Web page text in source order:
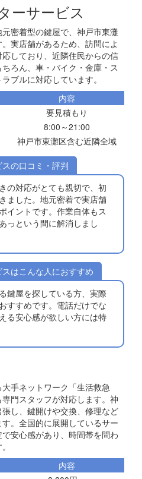
ーサービス
密着型の鍵屋で、神戸市東灘
実店舗があるため、訪問によ
しており、近隣住民からの信
ろん、車・バイク・金庫・ス
ブルに対応しています。
内容
要見積もり
8:00～21:00
神戸市東灘区含む近隣全域
の口コミ・評判
の対応がとても親切で、初
ました。地元密着で実店舗
イントです。作業自体もス
っという間に解消しまし
はこんな人におすすめ
鍵屋を探している方、実際
すすめです。電話だけでな
る安心感が欲しい方には特
手ネットワーク「生活救急
門スタッフが対応します。神
し、鍵開けや交換、修理など
。全国的に展開しているサー
安心感があり、時間帯を問わ
内容